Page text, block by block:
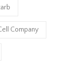
Company